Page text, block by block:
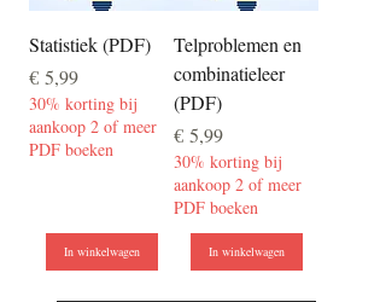
Statistiek (PDF)
Prijs
€ 5,99
30% korting bij
aankoop 2 of meer
PDF boeken
In winkelwagen
Telproblemen en
combinatieleer
(PDF)
Prijs
€ 5,99
30% korting bij
aankoop 2 of meer
PDF boeken
In winkelwagen